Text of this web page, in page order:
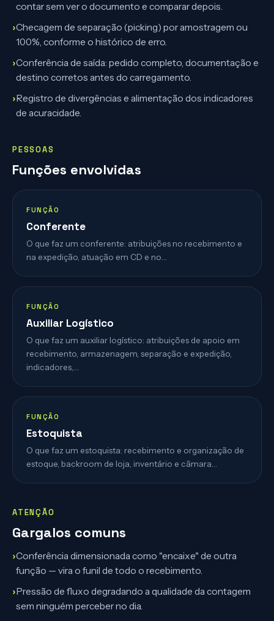
contar sem ver o documento e comparar depois.
›Checagem de separação (picking) por amostragem ou
100%, conforme o histórico de erro.
›Conferência de saída: pedido completo, documentação e
destino corretos antes do carregamento.
›Registro de divergências e alimentação dos indicadores
de acuracidade.
PESSOAS
Funções envolvidas
FUNÇÃO
Conferente
O que faz um conferente: atribuições no recebimento e
na expedição, atuação em CD e no…
FUNÇÃO
Auxiliar Logístico
O que faz um auxiliar logístico: atribuições de apoio em
recebimento, armazenagem, separação e expedição,
indicadores,…
FUNÇÃO
Estoquista
O que faz um estoquista: recebimento e organização de
estoque, backroom de loja, inventário e câmara…
ATENÇÃO
Gargalos comuns
›Conferência dimensionada como "encaixe" de outra
função — vira o funil de todo o recebimento.
›Pressão de fluxo degradando a qualidade da contagem
sem ninguém perceber no dia.